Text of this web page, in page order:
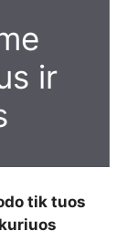
ir
tik tuos